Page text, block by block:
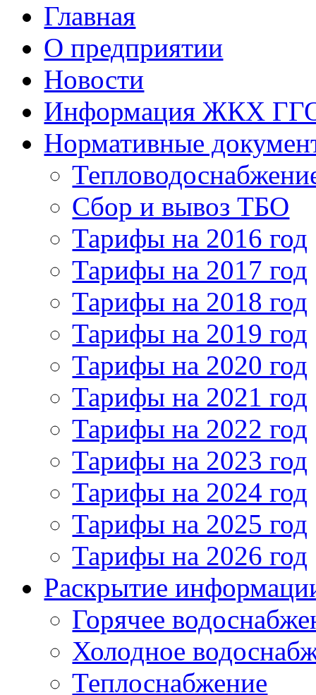
Главная
О предприятии
Новости
Информация ЖКХ
Нормативные
Сбор и вывоз ТБО
Тарифы на 2016 год
Тарифы на 2017 год
Тарифы на 2018 год
Тарифы на 2019 год
Тарифы на 2020 год
Тарифы на 2021 год
Тарифы на 2022 год
Тарифы на 2023 год
Тарифы на 2024 год
Тарифы на 2025 год
Тарифы на 2026 год
Раскрытие
Горячее
Холодное
Теплоснабжение